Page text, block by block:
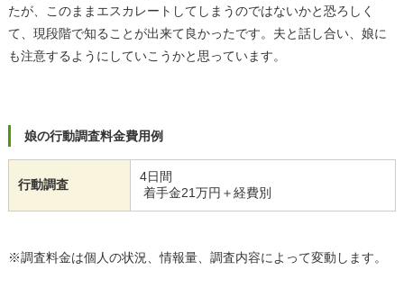
たが、このままエスカレートしてしまうのではないかと恐ろしく
て、現段階で知ることが出来て良かったです。夫と話し合い、娘に
も注意するようにしていこうかと思っています。
娘の行動調査料金費用例
行動調査
4日間
着手金21万円＋経費別
※調査料金は個人の状況、情報量、調査内容によって変動します。